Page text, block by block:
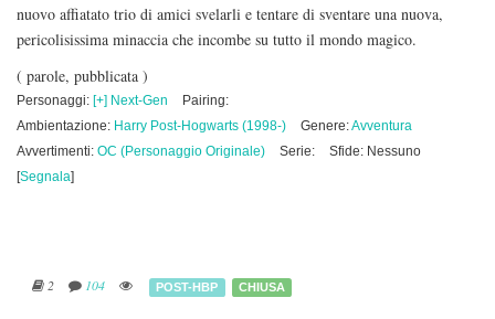
nuovo affiatato trio di amici svelarli e tentare di sventare una nuova,
pericolisissima minaccia che incombe su tutto il mondo magico.
( parole, pubblicata )
Personaggi: [+] Next-Gen
Pairing:
Ambientazione: Harry Post-Hogwarts (1998-) Genere:Avventura
Avvertimenti: OC (Personaggio Originale) Serie:
Sfide: Nessuno
[Segnala]
2 104 POST-HBP CHIUSA